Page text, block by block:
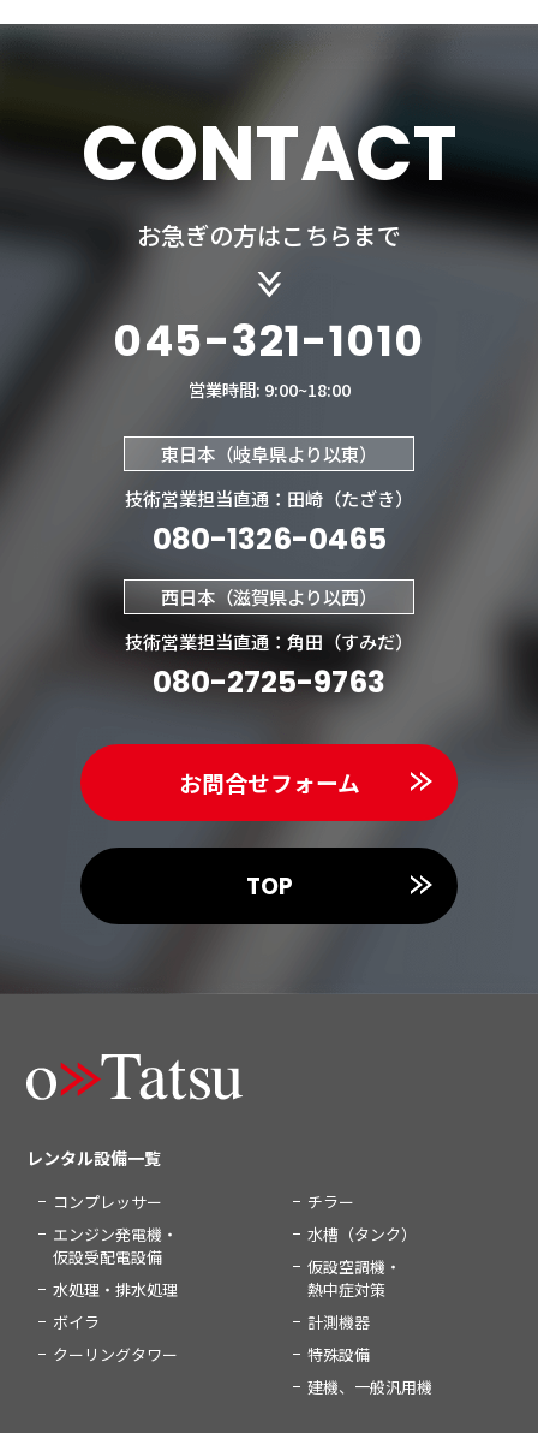
CONTACT
お急ぎの方はこちらまで
045-321-1010
営業時間: 9:00~18:00
東日本（岐阜県より以東）
技術営業担当直通：田崎（たざき）
080-1326-0465
西日本（滋賀県より以西）
技術営業担当直通：角田（すみだ）
080-2725-9763
お問合せフォーム
TOP
レンタル設備一覧
コンプレッサー
エンジン発電機・
仮設受配電設備
水処理・排水処理
ボイラ
クーリングタワー
チラー
水槽（タンク）
仮設空調機・
熱中症対策
計測機器
特殊設備
建機、一般汎用機